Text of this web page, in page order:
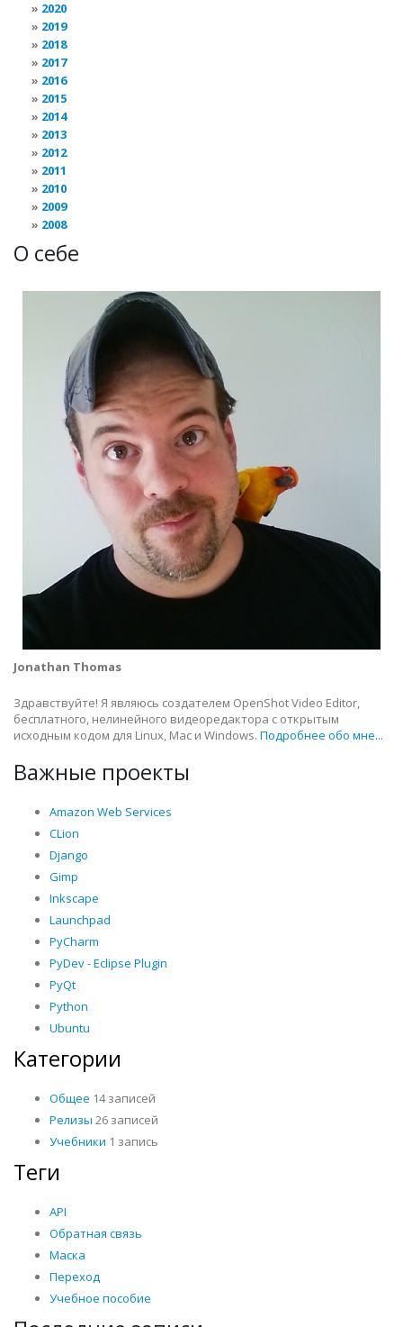
2020
2019
2018
2017
2016
2015
2014
2013
2012
2011
2010
2009
2008
О себе
Jonathan Thomas
Здравствуйте! Я являюсь создателем OpenShot Video Editor,
бесплатного, нелинейного видеоредактора с открытым
исходным кодом для Linux, Mac и Windows. Подробнее обо мне...
Важные проекты
Amazon Web Services
CLion
Django
Gimp
Inkscape
Launchpad
PyCharm
PyDev - Eclipse Plugin
PyQt
Python
Ubuntu
Категории
Общее 14 записей
Релизы 26 записей
Учебники 1 запись
Теги
API
Обратная связь
Маска
Переход
Учебное пособие